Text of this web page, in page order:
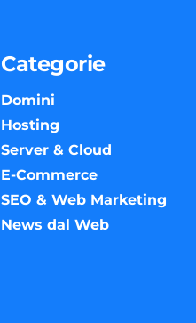
Categorie
Domini
Hosting
Server & Cloud
E-Commerce
SEO & Web Marketing
News dal Web